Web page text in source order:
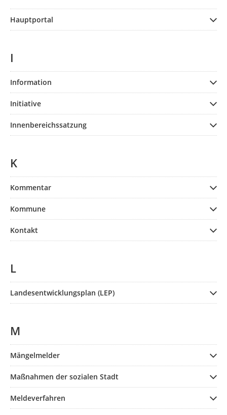
Hauptportal
I
Information
Initiative
Innenbereichssatzung
K
Kommentar
Kommune
Kontakt
L
Landesentwicklungsplan (LEP)
M
Mängelmelder
Maßnahmen der sozialen Stadt
Meldeverfahren